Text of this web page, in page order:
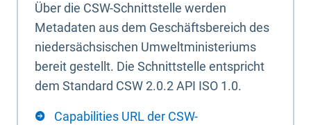
Über die CSW-Schnittstelle werden
Metadaten aus dem Geschäftsbereich des
niedersächsischen Umweltministeriums
bereit gestellt. Die Schnittstelle entspricht
dem Standard CSW 2.0.2 API ISO 1.0.
Capabilities URL der CSW-